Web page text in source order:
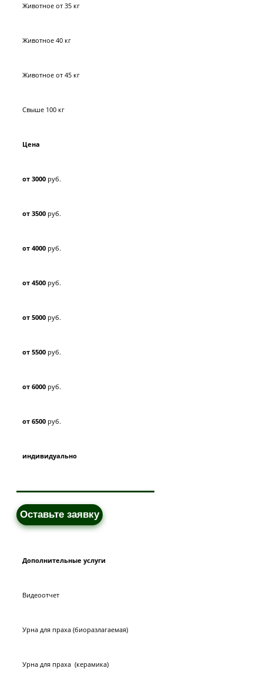
Животное от 35 кг
Животное 40 кг
Животное от 45 кг
Свыше 100 кг
Цена
от 3000 руб.
от 3500 руб.
от 4000 руб.
от 4500 руб.
от 5000 руб.
от 5500 руб.
от 6000 руб.
от 6500 руб.
индивидуально
Оставьте заявку
Дополнительные услуги
Видеоотчет
Урна для праха (биоразлагаемая)
Урна для праха (керамика)